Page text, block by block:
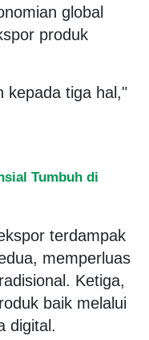
global
produk
kepada tiga hal,"
Tumbuh di
terdampak
memperluas
Ketiga,
baik melalui
digital.